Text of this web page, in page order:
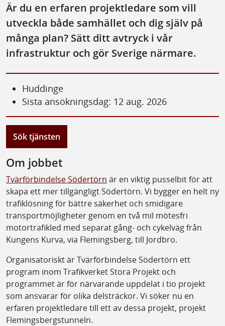
Är du en erfaren projektledare som vill
utveckla både samhället och dig själv på
många plan? Sätt ditt avtryck i vår
infrastruktur och gör Sverige närmare.
Huddinge
Sista ansökningsdag: 12 aug. 2026
Sök tjänsten
Om jobbet
Tvärförbindelse Södertörn är en viktig pusselbit för att
skapa ett mer tillgängligt Södertörn. Vi bygger en helt ny
trafiklösning för bättre säkerhet och smidigare
transportmöjligheter genom en två mil mötesfri
motortrafikled med separat gång- och cykelväg från
Kungens Kurva, via Flemingsberg, till Jordbro.
Organisatoriskt är Tvärförbindelse Södertörn ett
program inom Trafikverket Stora Projekt och
programmet är för närvarande uppdelat i tio projekt
som ansvarar för olika delsträckor. Vi söker nu en
erfaren projektledare till ett av dessa projekt, projekt
Flemingsbergstunneln.